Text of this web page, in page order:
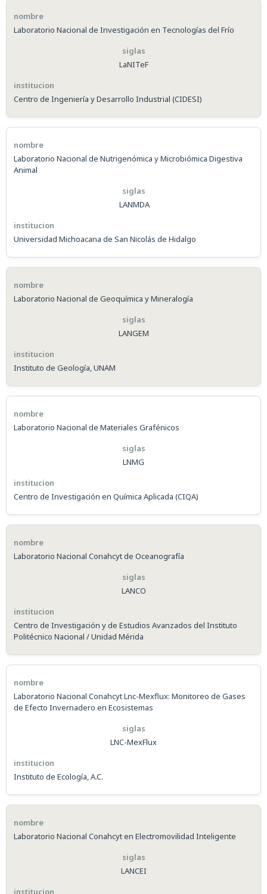
Laboratorio Nacional de Investigación en Tecnologías del Frío
LaNITeF
Centro de Ingeniería y Desarrollo Industrial (CIDESI)
Laboratorio Nacional de Nutrigenómica y Microbiómica Digestiva
Animal
LANMDA
Universidad Michoacana de San Nicolás de Hidalgo
Laboratorio Nacional de Geoquímica y Mineralogía
LANGEM
Instituto de Geología, UNAM
Laboratorio Nacional de Materiales Grafénicos
LNMG
Centro de Investigación en Química Aplicada (CIQA)
Laboratorio Nacional Conahcyt de Oceanografía
LANCO
Centro de Investigación y de Estudios Avanzados del Instituto
Politécnico Nacional / Unidad Mérida
Laboratorio Nacional Conahcyt Lnc-Mexflux: Monitoreo de Gases
de Efecto Invernadero en Ecosistemas
LNC-MexFlux
Instituto de Ecología, A.C.
Laboratorio Nacional Conahcyt en Electromovilidad Inteligente
LANCEI